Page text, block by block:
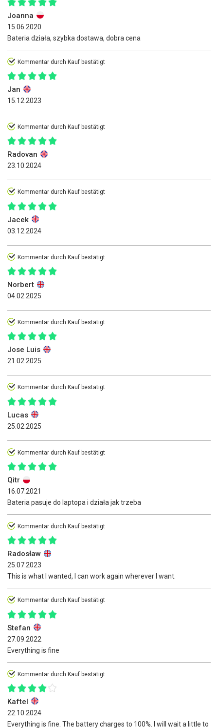
Joanna
15.06.2020
Bateria działa, szybka dostawa, dobra cena
Kommentar durch Kauf bestätigt
Jan
15.12.2023
Kommentar durch Kauf bestätigt
Radovan
23.10.2024
Kommentar durch Kauf bestätigt
Jacek
03.12.2024
Kommentar durch Kauf bestätigt
Norbert
04.02.2025
Kommentar durch Kauf bestätigt
Jose Luis
21.02.2025
Kommentar durch Kauf bestätigt
Lucas
25.02.2025
Kommentar durch Kauf bestätigt
Qitr
16.07.2021
Bateria pasuje do laptopa i działa jak trzeba
Kommentar durch Kauf bestätigt
Radosław
25.07.2023
This is what I wanted, I can work again wherever I want.
Kommentar durch Kauf bestätigt
Stefan
27.09.2022
Everything is fine
Kommentar durch Kauf bestätigt
Kaftel
22.10.2024
Everything is fine. The battery charges to 100%. I will wait a little to